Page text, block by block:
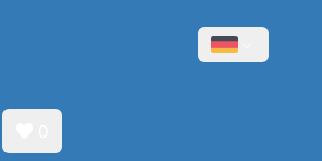
Menù lingue